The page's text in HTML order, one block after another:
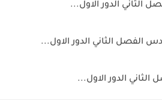
الثاني الدور الاول...
الفصل الثاني الدور الاول...
الدور الاول...